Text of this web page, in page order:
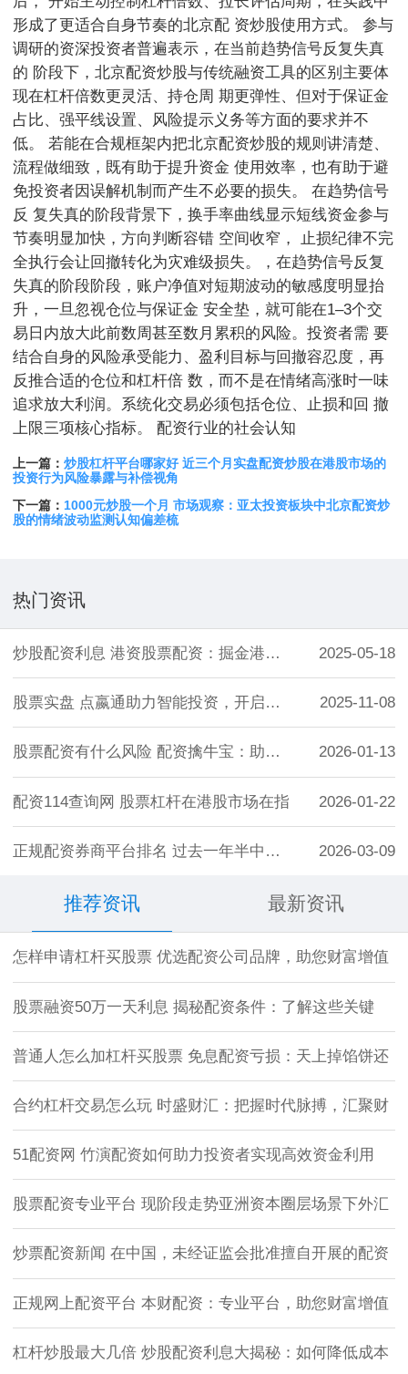
形成了更适合自身节奏的北京配 资炒股使用方式。 参与
调研的资深投资者普遍表示，在当前趋势信号反复失真
的 阶段下，北京配资炒股与传统融资工具的区别主要体
现在杠杆倍数更灵活、持仓周 期更弹性、但对于保证金
占比、强平线设置、风险提示义务等方面的要求并不
低。 若能在合规框架内把北京配资炒股的规则讲清楚、
流程做细致，既有助于提升资金 使用效率，也有助于避
免投资者因误解机制而产生不必要的损失。 在趋势信号
反 复失真的阶段背景下，换手率曲线显示短线资金参与
节奏明显加快，方向判断容错 空间收窄， 止损纪律不完
全执行会让回撤转化为灾难级损失。，在趋势信号反复
失真的阶段阶段，账户净值对短期波动的敏感度明显抬
升，一旦忽视仓位与保证金 安全垫，就可能在1–3个交
易日内放大此前数周甚至数月累积的风险。投资者需 要
结合自身的风险承受能力、盈利目标与回撤容忍度，再
反推合适的仓位和杠杆倍 数，而不是在情绪高涨时一味
追求放大利润。系统化交易必须包括仓位、止损和回 撤
上限三项核心指标。 配资行业的社会认知
上一篇： 炒股杠杆平台哪家好 近三个月实盘配资炒股在港股市场的
投资行为风险暴露与补偿视角
下一篇： 1000元炒股一个月 市场观察：亚太投资板块中北京配资炒
股的情绪波动监测认知偏差梳
热门资讯
炒股配资利息 港资股票配资：掘金港股，放 2025-05-18
股票实盘 点嬴通助力智能投资，开启您的财 2025-11-08
股票配资有什么风险 配资擒牛宝：助您精准 2026-01-13
配资114查询网 股票杠杆在港股市场在指 2026-01-22
正规配资券商平台排名 过去一年半中国资本 2026-03-09
推荐资讯 最新资讯
怎样申请杠杆买股票 优选配资公司品牌，助您财富增值
股票融资50万一天利息 揭秘配资条件：了解这些关键
普通人怎么加杠杆买股票 免息配资亏损：天上掉馅饼还
合约杠杆交易怎么玩 时盛财汇：把握时代脉搏，汇聚财
51配资网 竹演配资如何助力投资者实现高效资金利用
股票配资专业平台 现阶段走势亚洲资本圈层场景下外汇
炒票配资新闻 在中国，未经证监会批准擅自开展的配资
正规网上配资平台 本财配资：专业平台，助您财富增值
杠杆炒股最大几倍 炒股配资利息大揭秘：如何降低成本